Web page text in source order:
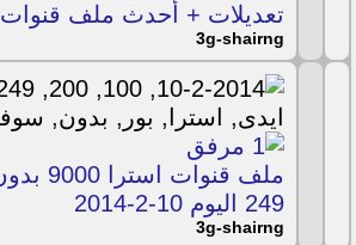
تعديلات + أحدث ملف قنوات
3g-shairng
249 اليوم 10-2-2014
3g-shairng